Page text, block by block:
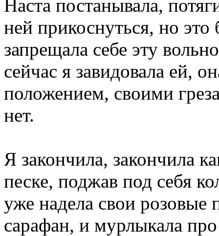
Наста постанывала,
ней прикоснуться, но
запрещала себе эту
сейчас я завидовала ей,
положением, своими
нет.
Я закончила, закончила
песке, поджав под себя
уже надела свои розовые
сарафан, и мурлыкала